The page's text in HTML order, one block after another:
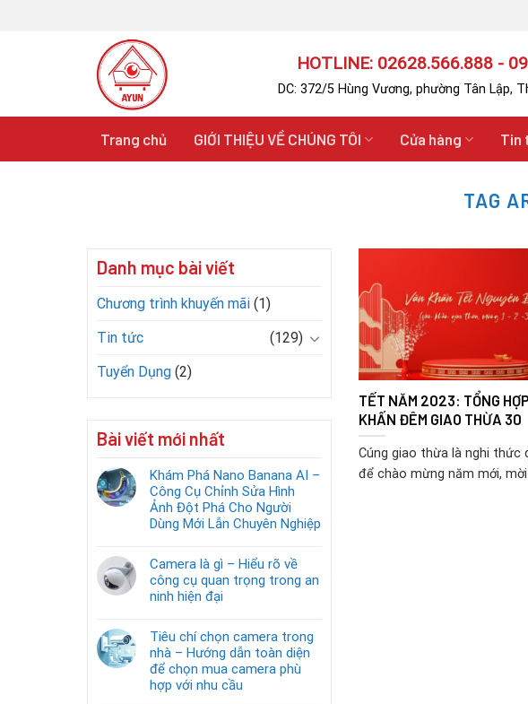
HOTLINE: 02628.566.888 -
DC: 372/5 Hùng Vương, phường Tân Lập,
Trang chủ GIỚI THIỆU VỀ CHÚNG TÔI Cửa hàng Tin
TAG
Danh mục bài viết
Chương trình khuyến mãi (1)
Tin tức
(129)
Tuyển Dụng (2)
Bài viết mới nhất
Khám Phá Nano Banana AI –
Công Cụ Chỉnh Sửa Hình
Ảnh Đột Phá Cho Người
Dùng Mới Lẫn Chuyên Nghiệp
Camera là gì – Hiểu rõ về
công cụ quan trọng trong an
ninh hiện đại
Tiêu chí chọn camera trong
nhà – Hướng dẫn toàn diện
để chọn mua camera phù
hợp với nhu cầu
TẾT NĂM 2023: TỔNG
KHẤN ĐÊM GIAO THỪA 30
Cúng giao thừa là nghi thức
để chào mừng năm mới, mời